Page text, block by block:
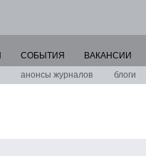
анонсы журналов блоги
СОБЫТИЯ ВАКАНСИИ